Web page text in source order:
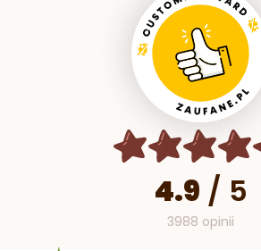
4.9 / 5
3988 opinii